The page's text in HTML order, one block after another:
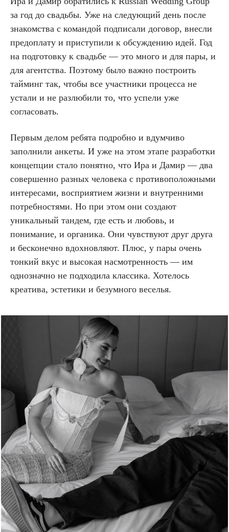
за год до свадьбы. Уже на следующий день после
знакомства с командой подписали договор, внесли
предоплату и приступили к обсуждению идей. Год
на подготовку к свадьбе — это много и для пары, и
для агентства. Поэтому было важно построить
тайминг так, чтобы все участники процесса не
устали и не разлюбили то, что успели уже
согласовать.
Первым делом ребята подробно и вдумчиво
заполнили анкеты. И уже на этом этапе разработки
концепции стало понятно, что Ира и Дамир — два
совершенно разных человека с противоположными
интересами, восприятием жизни и внутренними
потребностями. Но при этом они создают
уникальный тандем, где есть и любовь, и
понимание, и органика. Они чувствуют друг друга
и бесконечно вдохновляют. Плюс, у пары очень
тонкий вкус и высокая насмотренность — им
однозначно не подходила классика. Хотелось
креатива, эстетики и безумного веселья.